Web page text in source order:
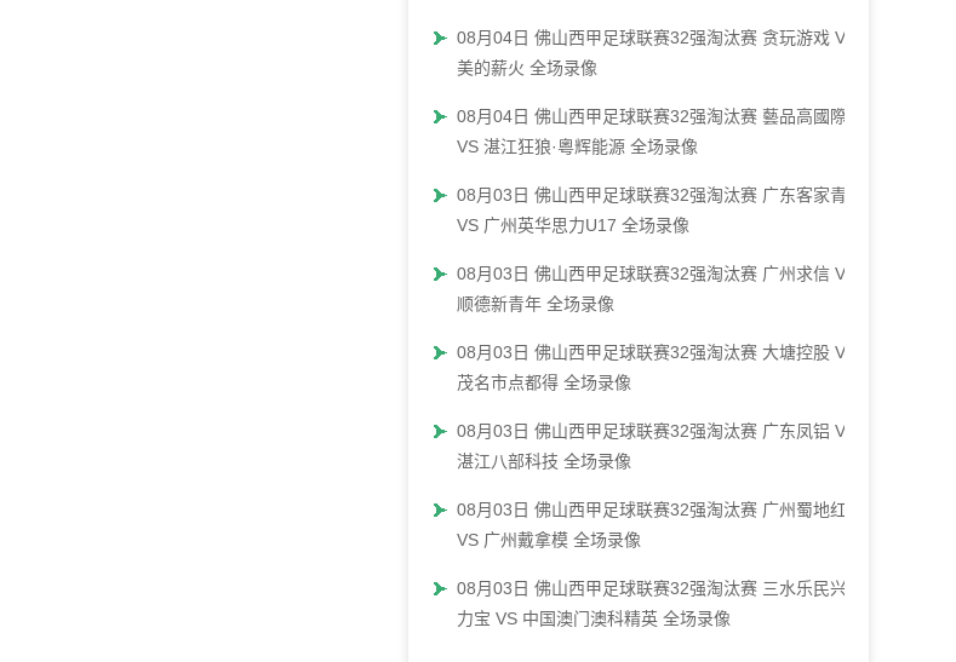
08月04日 佛山西甲足球联赛32强淘汰赛 贪玩游戏 VS
美的薪火 全场录像
08月04日 佛山西甲足球联赛32强淘汰赛 藝品高國際
VS 湛江狂狼·粵辉能源 全场录像
08月03日 佛山西甲足球联赛32强淘汰赛 广东客家青年
VS 广州英华思力U17 全场录像
08月03日 佛山西甲足球联赛32强淘汰赛 广州求信 VS
顺德新青年 全场录像
08月03日 佛山西甲足球联赛32强淘汰赛 大塘控股 VS
茂名市点都得 全场录像
08月03日 佛山西甲足球联赛32强淘汰赛 广东凤铝 VS
湛江八部科技 全场录像
08月03日 佛山西甲足球联赛32强淘汰赛 广州蜀地红
VS 广州戴拿模 全场录像
08月03日 佛山西甲足球联赛32强淘汰赛 三水乐民兴健
力宝 VS 中国澳门澳科精英 全场录像